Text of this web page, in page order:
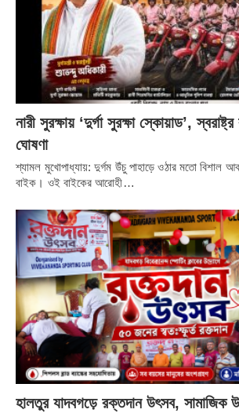
করেন। ‘খেত বাঁচাও অভিযান’ নিয়ে কৃষকদের
আগ্রহ লক্ষ্য করা যায়। কৃষি বিশেষজ্ঞদের মতে,
সারের ব্যবহার মাটির উর্বরতা ও পরিবেশের ওপর
ফেলছে। সেই প্রেক্ষাপটে কৃষকদের মধ্যে
ব্যবহারের বার্তা পৌঁছে দিতে এই উদ্যোগ কার্যকর
এই কর্মসূচির নোডাল অফিসার ড. অর্ক সামন্তের
নারী সুরক্ষায় ‘দুর্গা সুরক্ষা স্কোয়াড’,
ঘোষণা
শ্যামল মুখোপাধ্যায়: দুর্গম উঁচু পাহাড়ে ওঠার মতো বিশাল
বাইক। ওই বাইকের আরোহী…
হালতুর যাদবগড়ে রক্তদান উৎসব, সামাজিক